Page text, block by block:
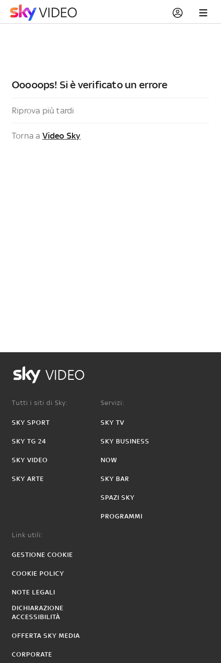
Ooooops! Si è verificato un errore
Riprova più tardi
Torna a Video Sky
VIDEO
Tutti i siti di Sky:
SKY SPORT
SKY TG 24
SKY VIDEO
SKY ARTE
Servizi:
SKY TV
SKY BUSINESS
NOW
SKY BAR
SPAZI SKY
PROGRAMMI
Link utili:
GESTIONE COOKIE
COOKIE POLICY
NOTE LEGALI
DICHIARAZIONE
ACCESSIBILITÀ
OFFERTA SKY MEDIA
CORPORATE